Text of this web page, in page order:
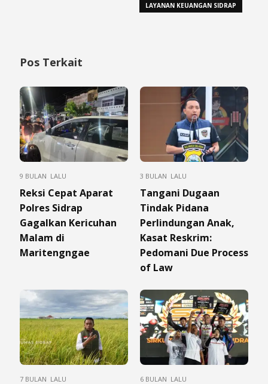
LAYANAN KEUANGAN SIDRAP
Pos Terkait
9 BULAN LALU
Reksi Cepat Aparat
Polres Sidrap
Gagalkan Kericuhan
Malam di
Maritengngae
3 BULAN LALU
Tangani Dugaan
Tindak Pidana
Perlindungan Anak,
Kasat Reskrim:
Pedomani Due Process
of Law
7 BULAN LALU 6 BULAN LALU